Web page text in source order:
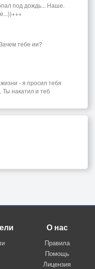
под дождь... Наше.
тебе ии?
- я просил тебя
Ты накатил и теб
О нас
Правила
Помощь
Лицензия